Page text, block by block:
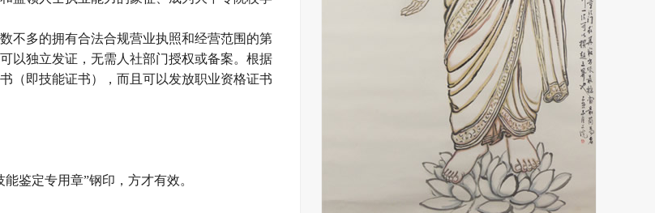
不多的拥有合法合规营业执照和经营范围的第
以独立发证，无需人社部门授权或备案。 根据
（即技能证书），而且可以发放职业资格证书
能鉴定专用章”钢印，方才有效。